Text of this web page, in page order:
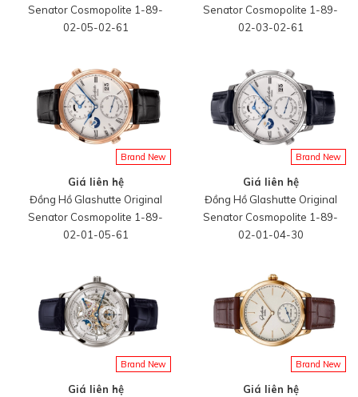
Senator Cosmopolite 1-89-
02-05-02-61
Senator Cosmopolite 1-89-
02-03-02-61
Brand New
Giá liên hệ
Đồng Hồ Glashutte Original
Senator Cosmopolite 1-89-
02-01-05-61
Brand New
Giá liên hệ
Đồng Hồ Glashutte Original
Senator Cosmopolite 1-89-
02-01-04-30
Brand New
Giá liên hệ
Brand New
Giá liên hệ